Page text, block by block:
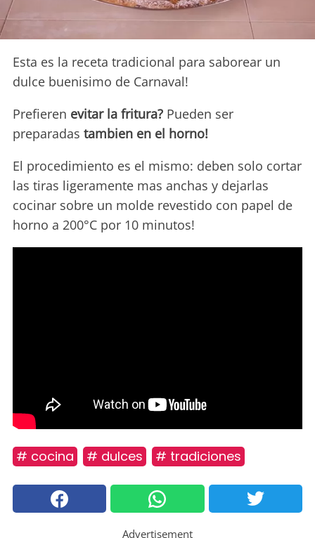
Esta es la receta tradicional para saborear un
dulce buenisimo de Carnaval!
Prefieren evitar la fritura? Pueden ser
preparadas tambien en el horno!
El procedimiento es el mismo: deben solo cortar
las tiras ligeramente mas anchas y dejarlas
cocinar sobre un molde revestido con papel de
horno a 200°C por 10 minutos!
# cocina # dulces # tradiciones
Advertisement